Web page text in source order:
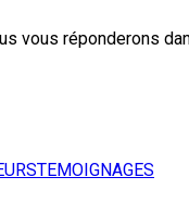
TEMOIGNAGES
vous réponderons